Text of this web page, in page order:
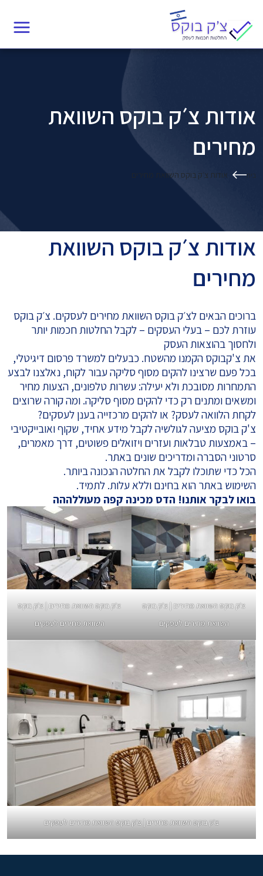
content
אודות צ׳ק בוקס השוואת
מחירים
בית אודות צ׳ק בוקס השוואת מחירים
אודות צ׳ק בוקס השוואת
מחירים
ברוכים הבאים לצ׳ק בוקס השוואת מחירים לעסקים. צ׳ק בוקס
עוזרת לכם – בעלי העסקים – לקבל החלטות חכמות יותר
ולחסוך בהוצאות העסק
את צ'קבוקס הקמנו מהשטח. כבעלים למשרד פרסום דיגיטלי,
בכל פעם שרצינו להקים מסוף סליקה עבור לקוח, נאלצנו לבצע
התמחרות מסובכת ולא יעילה: עשרות טלפונים, הצעות מחיר
ומשאים ומתנים רק כדי להקים מסוף סליקה. ומה קורה שרוצים
לקחתהלוואה לעסק? או להקים מרכזייה בענן לעסקים?
צ'ק בוקס מציעה לגולשיה לקבל מידע אחיד, שקוף ואובייקטיבי
– באמצעות טבלאות ועזרים ויזואלים פשוטים, דרך מאמרים,
סרטוני הסברה ומדריכים שונים באתר.
הכל כדי שתוכלו לקבל את החלטה הנכונה ביותר.
השימוש באתר הוא בחינם וללא עלות. לתמיד.
בואו לבקר אותנו! הדס מכינה קפה מעוללההה
צ׳ק בוקס השוואת מחירים | צ׳ק בוקס
השוואת מחירים לעסקים
צ׳ק בוקס השוואת מחירים | צ׳ק בוקס
השוואת מחירים לעסקים
צ׳ק בוקס השוואת מחירים | צ׳ק בוקס השוואת מחירים לעסקים